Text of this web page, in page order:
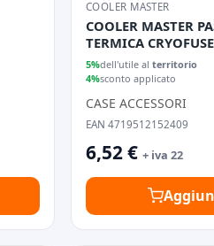
COOLER MASTER
COOLER MASTER
TERMICA CRYOFUSE
5%dell'utile al territorio
4%sconto applicato
CASE ACCESSORI
EAN 4719512152409
6,52 € + iva 22